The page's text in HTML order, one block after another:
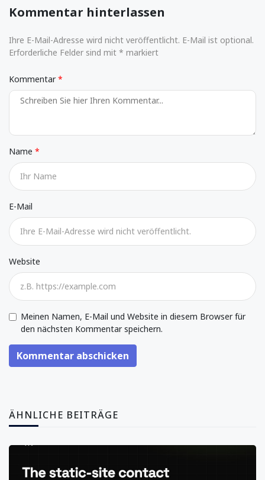
Kommentar hinterlassen
Ihre E-Mail-Adresse wird nicht veröffentlicht. E-Mail ist optional.
Erforderliche Felder sind mit * markiert
Kommentar
Name
E-Mail
Website
Meinen Namen, E-Mail und Website in diesem Browser für
den nächsten Kommentar speichern.
Kommentar abschicken
ÄHNLICHE BEITRÄGE